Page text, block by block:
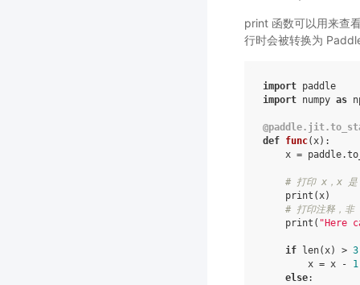
print 函数可以用来查
行时会被转换为
import paddle
import numpy as
@paddle. jit.
def func(x):
x = paddle.
# 打印 x，x
print (x)
# 打印注释，
print ( "Here
if len(x) > 3
x = x -
1
else: